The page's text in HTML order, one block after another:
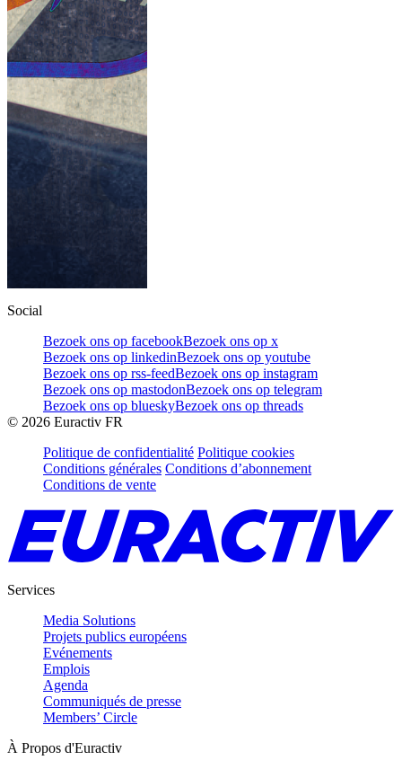
Social
Bezoek ons op facebookBezoek ons op x
Bezoek ons op linkedinBezoek ons op youtube
Bezoek ons op rss-feedBezoek ons op instagram
Bezoek ons op mastodonBezoek ons op telegram
Bezoek ons op blueskyBezoek ons op threads
© 2026 Euractiv FR
Politique de confidentialité Politique cookies
Conditions générales Conditions d’abonnement
Conditions de vente
Services
Media Solutions
Projets publics européens
Evénements
Emplois
Agenda
Communiqués de presse
Members’ Circle
À Propos d'Euractiv